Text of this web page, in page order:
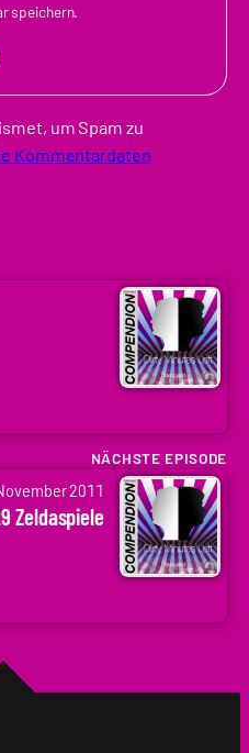
speichern.
um Spam zu
Kommentardaten
NÄCHSTE EPISODE
2011
Zeldaspiele